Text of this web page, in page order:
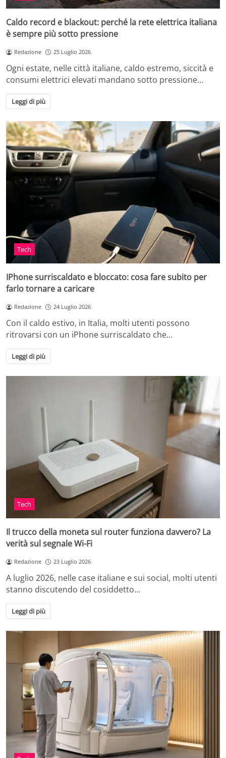
Caldo record e blackout: perché la rete elettrica italiana
è sempre più sotto pressione
Redazione 25 Luglio 2026
Ogni estate, nelle città italiane, caldo estremo, siccità e
consumi elettrici elevati mandano sotto pressione…
Leggi di più
Tech
IPhone surriscaldato e bloccato: cosa fare subito per
farlo tornare a caricare
Redazione 24 Luglio 2026
Con il caldo estivo, in Italia, molti utenti possono
ritrovarsi con un iPhone surriscaldato che…
Leggi di più
Tech
Il trucco della moneta sul router funziona davvero? La
verità sul segnale Wi-Fi
Redazione 23 Luglio 2026
A luglio 2026, nelle case italiane e sui social, molti utenti
stanno discutendo del cosiddetto…
Leggi di più